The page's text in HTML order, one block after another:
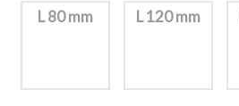
L 80 mm L 120 mm